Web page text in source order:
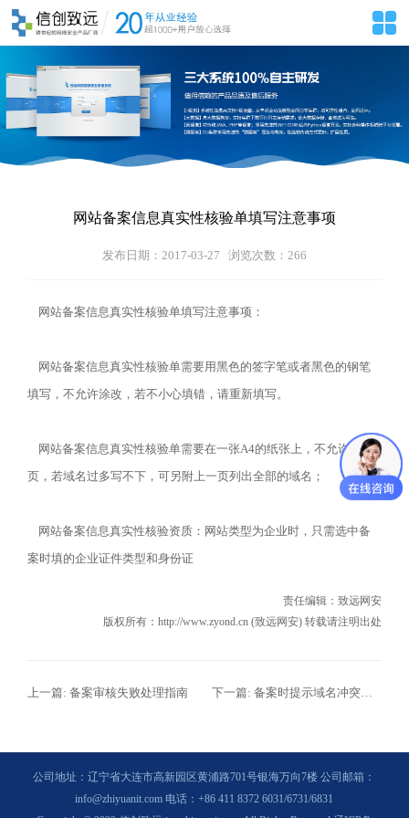
网站备案信息真实性核验单填写注意事项
发布日期：2017-03-27 浏览次数： 266
网站备案信息真实性核验单填写注意事项：
网站备案信息真实性核验单需要用黑色的签字笔或者黑色的钢笔
填写，不允许涂改，若不小心填错，请重新填写。
网站备案信息真实性核验单需要在一张A4的纸张上，不允许分
页，若域名过多写不下，可另附上一页列出全部的域名；
网站备案信息真实性核验资质：网站类型为企业时，只需选中备
案时填的企业证件类型和身份证
责任编辑： 致远网安
版权所有：http://www.zyond.cn (致远网安) 转载请注明出处
上一篇: 备案审核失败处理指南 下一篇: 备案时提示域名冲突，我新注册的域名，怎么提示被别人备案了？
公司地址：辽宁省大连市高新园区黄浦路701号银海万向7楼 公司邮箱：
info@zhiyuanit.com 电话：+86 411 8372 6031/6731/6831